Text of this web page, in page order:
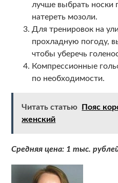
лучше выбрать носки
натереть мозоли.
Для тренировок на
прохладную погоду,
чтобы уберечь
Компрессионные
по необходимости.
Читать статью
Пояс
женский
Средняя цена: 1 тыс.